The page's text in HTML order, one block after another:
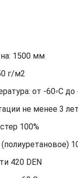
1500 мм
г/м2
от -60◦С до
не менее 3 лет
100%
420 DEN